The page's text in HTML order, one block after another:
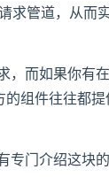
求管道，从而
而如果你有
的组件往往都
专门介绍这块